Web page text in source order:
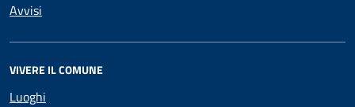
Avvisi
VIVERE IL COMUNE
Luoghi